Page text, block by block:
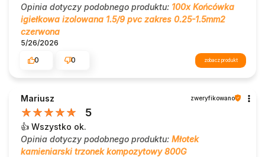
Opinia dotyczy podobnego produktu: 100x Końcówka
igiełkowa izolowana 1.5/9 pvc zakres 0.25-1.5mm2
czerwona
5/26/2026
0
0 zobacz produkt
Mariusz zweryfikowano
5
👍️ Wszystko ok.
Opinia dotyczy podobnego produktu: Młotek
kamieniarski trzonek kompozytowy 800G